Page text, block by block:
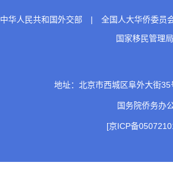
中华人民共和国外交部 |
全国人大华侨委员
国家移民管理局
地址：北京市西城区阜外大街
国务院侨务
[京ICP备